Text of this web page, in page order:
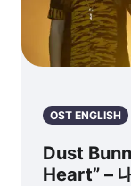
OST ENGLISH
Dust
Heart” –